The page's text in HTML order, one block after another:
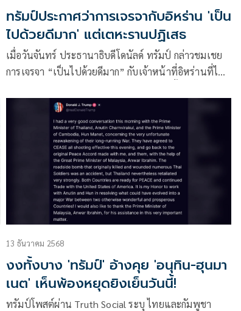
ทรัมป์ประกาศว่าการเจรจากับอิหร่าน 'เป็น
ไปด้วยดีมาก' แต่เตหะรานปฏิเสธ
เมื่อวันจันทร์ ประธานาธิบดีโดนัลด์ ทรัมป์ กล่าวชมเชย
การเจรจา “เป็นไปด้วยดีมาก” กับเจ้าหน้าที่อิหร่านที่ไม่
กะทันหัน แม้ว่าอิสราเอล พันธมิตรของวอชิงตันจะยืนยัน
ว่าจะยังคงโจมตีสาธารณรัฐอิสลามต่อไปก็ตาม
13 ธันวาคม 2568
งงทั้งบาง 'ทรัมป์' อ้างคุย 'อนุทิน-ฮุนมา
เนต' เห็นพ้องหยุดยิงเย็นวันนี้!
ทรัมป์โพสต์ผ่าน Truth Social ระบุ ไทยและกัมพูชา